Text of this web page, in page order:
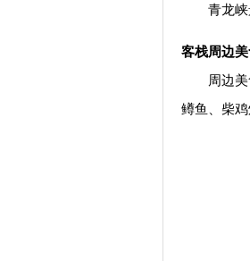
青龙峡景
客栈周边
周边美食
鳟鱼、柴